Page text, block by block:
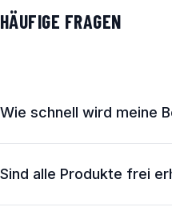
HÄUFIGE FRAGEN
Wie schnell wird meine
Regel innerhalb von 24
Sind alle Produkte frei